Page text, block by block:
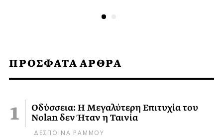
ΠΡΟΣΦΑΤΑ ΑΡΘΡΑ
Οδύσσεια: Η Μεγαλύτερη Επιτυχία του
Nolan δεν Ήταν η Ταινία
ΔΕΣΠΟΙΝΑ ΡΑΜΜΟΥ